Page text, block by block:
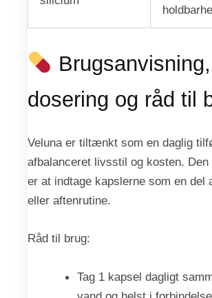
Brugsanvisning,
dosering og råd til
Veluna er tiltænkt som en daglig
afbalanceret livsstil og kosten. Den
er at indtage kapslerne som en del
eller aftenrutine.
Råd til brug:
Tag 1 kapsel dagligt